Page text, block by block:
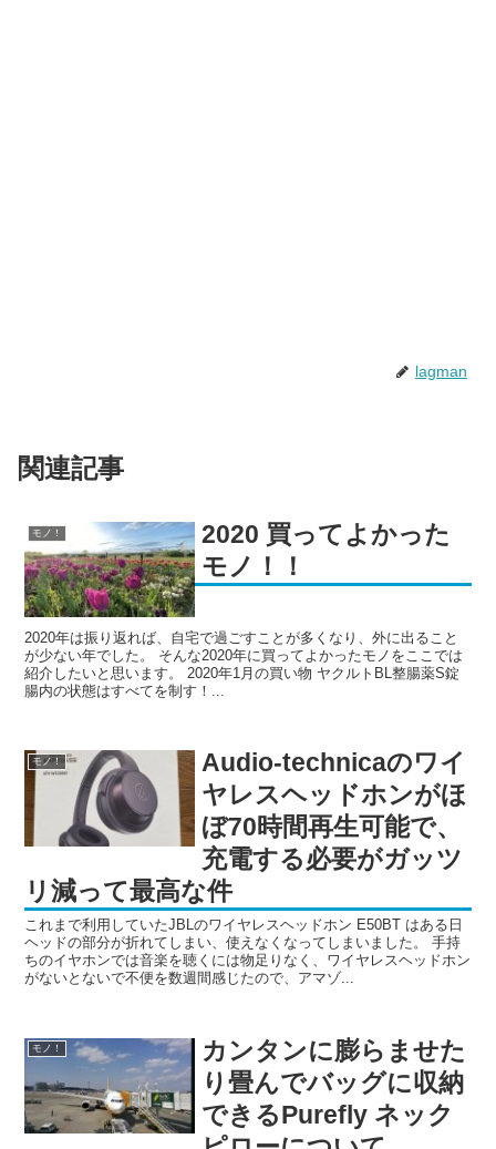
lagman
関連記事
モノ！
2020 買ってよかった
モノ！！
2020年は振り返れば、自宅で過ごすことが多くなり、外に出ること
が少ない年でした。 そんな2020年に買ってよかったモノをここでは
紹介したいと思います。 2020年1月の買い物 ヤクルトBL整腸薬S錠
腸内の状態はすべてを制す！...
モノ！
Audio-technicaのワイ
ヤレスヘッドホンがほ
ぼ70時間再生可能で、
充電する必要がガッツ
リ減って最高な件
これまで利用していたJBLのワイヤレスヘッドホン E50BT はある日
ヘッドの部分が折れてしまい、使えなくなってしまいました。 手持
ちのイヤホンでは音楽を聴くには物足りなく、ワイヤレスヘッドホン
がないとないで不便を数週間感じたので、アマゾ...
モノ！
カンタンに膨らませた
り畳んでバッグに収納
できるPurefly ネック